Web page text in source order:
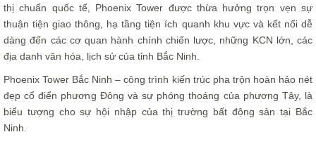
thị chuẩn quốc tế, Phoenix Tower được thừa hưởng trọn vẹn sự
thuận tiện giao thông, hạ tầng tiện ích quanh khu vực và kết nối dễ
dàng đến các cơ quan hành chính chiến lược, những KCN lớn, các
địa danh văn hóa, lịch sử của tỉnh Bắc Ninh.
Phoenix Tower Bắc Ninh – công trình kiến trúc pha trộn hoàn hảo nét
đẹp cổ điển phương Đông và sự phóng thoáng của phương Tây, là
biểu tượng cho sự hội nhập của thị trường bất động sản tại Bắc
Ninh.